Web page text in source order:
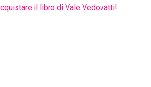
il libro di Vale Vedovatti!